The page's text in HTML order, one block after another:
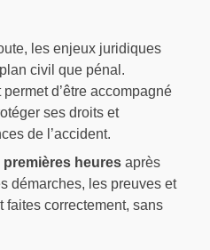
les enjeux juridiques
civil que pénal.
permet d’être accompagné
ses droits et
de l’accident.
premières heures après
démarches, les preuves et
faites correctement, sans